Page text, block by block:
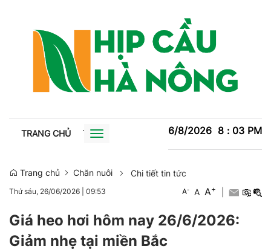
6/8/2026 8 : 03 PM
TRANG CHỦ TIN TỨC TRỒNG TRỌT CHĂN NUÔI
Toggle
Trang chủ Chăn nuôi Chi tiết tin tức
Thứ sáu, 26/06/2026 09:53 A- A A+
Giá heo hơi hôm nay 26/6/2026:
Giảm nhẹ tại miền Bắc